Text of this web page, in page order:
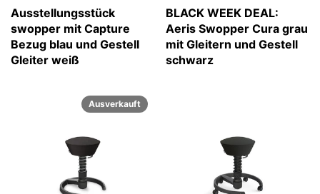
Ausstellungsstück
swopper mit Capture
Bezug blau und Gestell
Gleiter weiß
BLACK WEEK DEAL:
Aeris Swopper Cura grau
mit Gleitern und Gestell
schwarz
Ausverkauft